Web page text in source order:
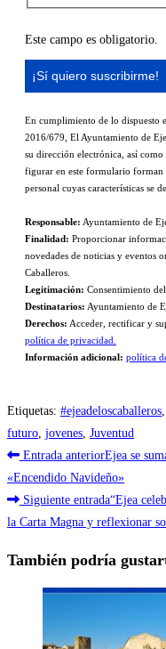
Este campo es obligatorio.
En cumplimiento de lo dispuesto
2016/679, El Ayuntamiento de
su dirección electrónica, así como
figurar en este formulario forman
personal cuyas características se
Responsable: Ayuntamiento de
Finalidad: Proporcionar
novedades de noticias y eventos
Caballeros.
Legitimación: Consentimiento
Destinatarios: Ayuntamiento de
Derechos: Acceder, rectificar y
política de privacidad.
Información adicional: política
Etiquetas: #ejeadeloscaballeros
futuro jovenes Juventud
Leer
más
artículos
Entrada anteriorEjea se
«Encendido Navideño»
Siguiente entrada“Ejea
la Carta Magna y reflexionar
También podría